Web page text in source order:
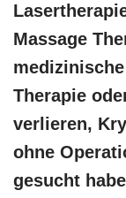
Massage
Therapie
verlieren,
ohne
gesucht